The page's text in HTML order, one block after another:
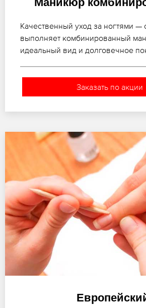
Качественный уход за ногтями —
выполняет комбинированный
идеальный вид и долговечное
Заказать по акции